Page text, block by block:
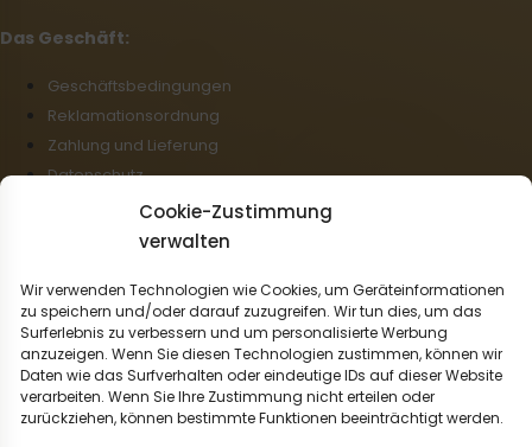
Cookie-Zustimmung
verwalten
Wir verwenden Technologien wie Cookies, um Geräteinformationen
zu speichern und/oder darauf zuzugreifen. Wir tun dies, um das
Surferlebnis zu verbessern und um personalisierte Werbung
anzuzeigen. Wenn Sie diesen Technologien zustimmen, können wir
Daten wie das Surfverhalten oder eindeutige IDs auf dieser Website
verarbeiten. Wenn Sie Ihre Zustimmung nicht erteilen oder
zurückziehen, können bestimmte Funktionen beeinträchtigt werden.
Das Geschäft:
Geschäftsbedingungen
Reklamationsordnung
Zahlung und Lieferung
Datenschutz
Cookie-Richtlinie (EU)
Großhandel
Deutsch
Wir liefern mit: